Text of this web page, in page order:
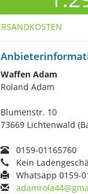
Waffen Adam
Roland Adam
Blumenstr. 10
73669 Lichtenwald
0159-01165760
Kein
Whatsapp 0159-